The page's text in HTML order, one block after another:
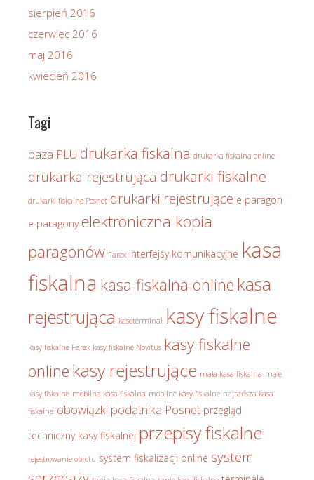
sierpień 2016
czerwiec 2016
maj 2016
kwiecień 2016
Tagi
baza PLU drukarka fiskalna drukarka fiskalna online
drukarka rejestrująca drukarki fiskalne
drukarki fiskalne Posnet drukarki rejestrujące e-paragon
e-paragony elektroniczna kopia
paragonów Farex interfejsy komunikacyjne kasa
fiskalna kasa fiskalna online kasa
rejestrująca kasoterminal kasy fiskalne
kasy fiskalne Farex kasy fiskalne Novitus kasy fiskalne
online kasy rejestrujące mała kasa fiskalna małe
kasy fiskalne mobilna kasa fiskalna mobilne kasy fiskalne najtańsza kasa
fiskalna obowiązki podatnika Posnet przegląd
techniczny kasy fiskalnej przepisy fiskalne
rejestrowanie obrotu system fiskalizacji online system